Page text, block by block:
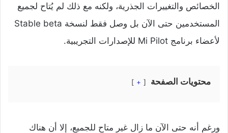
الخصائص والتغييرات الجذرية، ولكنه مع ذلك لم يُتاح لجميع
المستخدمين حتى الآن بل وصل فقط لنسخة Stable beta
لأعضاء برنامج Mi Pilot للإصدارات التجريبية.
محتويات الصفحة +
ورغم أنه حتى الآن ما زال غير متاح للجميع، إلا أن هناك